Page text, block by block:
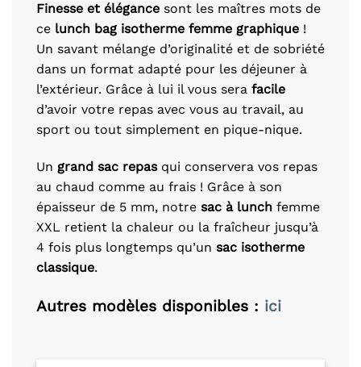
Finesse et élégance sont les maîtres mots de
ce lunch bag isotherme femme graphique !
Un savant mélange d’originalité et de sobriété
dans un format adapté pour les déjeuner à
l’extérieur. Grâce à lui il vous sera facile
d’avoir votre repas avec vous au travail, au
sport ou tout simplement en pique-nique.
Un grand sac repasqui conservera vos repas
au chaud comme au frais ! Grâce à son
épaisseur de 5 mm, notre sac à lunch femme
XXL retient la chaleur ou la fraîcheur jusqu’à
4 fois plus longtemps qu’un sac isotherme
classique.
Autres modèles disponibles : ici